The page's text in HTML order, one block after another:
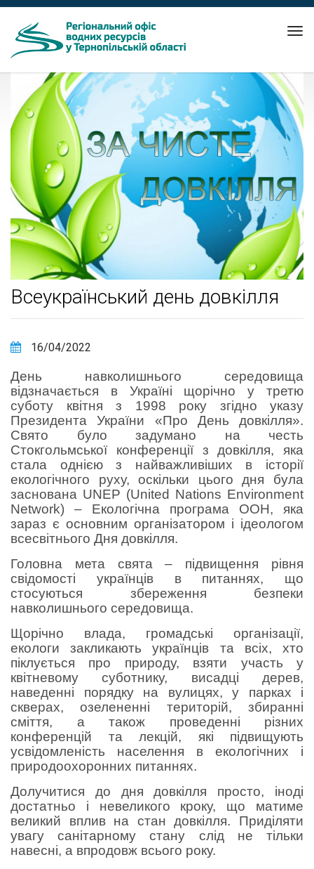
Всеукраїнський день довкілля
16/04/2022
День навколишнього середовища
відзначається в Україні щорічно у третю
суботу квітня з 1998 року згідно указу
Президента України «Про День довкілля».
Свято було задумано на честь
Стокгольмської конференції з довкілля, яка
стала однією з найважливіших в історії
екологічного руху, оскільки цього дня була
заснована UNEP (United Nations Environment
Network) – Екологічна програма ООН, яка
зараз є основним організатором і ідеологом
всесвітнього Дня довкілля.
Головна мета свята – підвищення рівня
свідомості українців в питаннях, що
стосуються збереження безпеки
навколишнього середовища.
Щорічно влада, громадські організації,
екологи закликають українців та всіх, хто
піклується про природу, взяти участь у
квітневому суботнику, висадці дерев,
наведенні порядку на вулицях, у парках і
скверах, озелененні територій, збиранні
сміття, а також проведенні різних
конференцій та лекцій, які підвищують
усвідомленість населення в екологічних і
природоохоронних питаннях.
Долучитися до дня довкілля просто, іноді
достатньо і невеликого кроку, що матиме
великий вплив на стан довкілля. Приділяти
увагу санітарному стану слід не тільки
навесні, а впродовж всього року.